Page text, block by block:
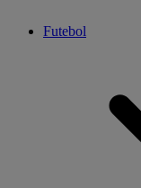
Futebol